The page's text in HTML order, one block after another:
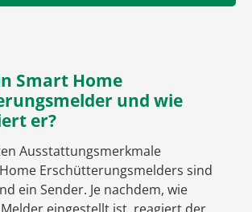
Smart Home
und wie
er?
Ausstattungsmerkmale
Erschütterungsmelders sind
ein Sender. Je nachdem, wie